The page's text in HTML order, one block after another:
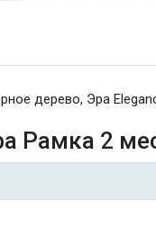
дерево, Эра
Рамка 2